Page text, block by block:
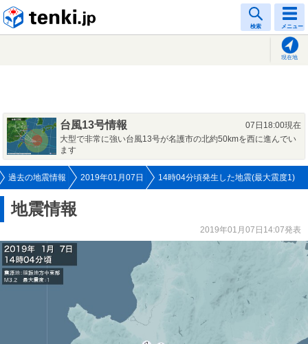
検索 メニュー
現在地
台風13号情報
07日18:00現在
大型で非常に強い台風13号が名護市の北約50kmを西に進んでい
ます
過去の地震情報 2019年01月07日 14時04分頃発生した地震(最大震度1)
地震情報
2019年01月07日14:07発表